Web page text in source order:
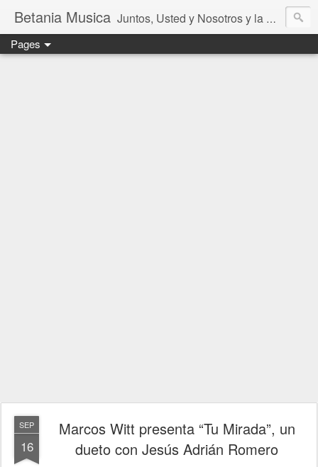
Betania Musica Juntos, Usted y Nosotros y la Música de Betania
Pages
SEP
16
Marcos Witt presenta “Tu Mirada”, un
dueto con Jesús Adrián Romero